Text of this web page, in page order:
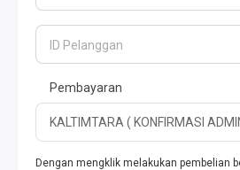
ID Pelanggan
Pembayaran
Dengan mengklik melakukan pembelian